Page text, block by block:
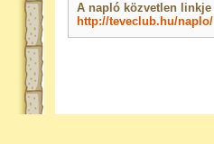
A napló közvetlen linkje
http://teveclub.hu/naplo/